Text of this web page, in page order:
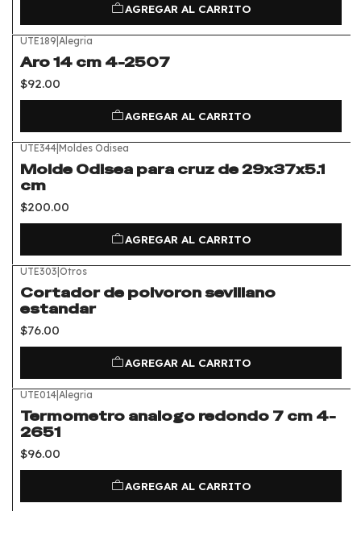
AGREGAR AL CARRITO
UTE189 Alegria
Aro 14 cm 4-2507
$92.00
AGREGAR AL CARRITO
UTE344| Moldes Odisea
Molde Odisea para cruz de 29x37x5.1
cm
$200.00
AGREGAR AL CARRITO
UTE303 Otros
Cortador de polvoron sevillano
estandar
$76.00
AGREGAR AL CARRITO
UTE014| Alegria
Termometro analogo redondo 7 cm 4-
2651
$96.00
AGREGAR AL CARRITO